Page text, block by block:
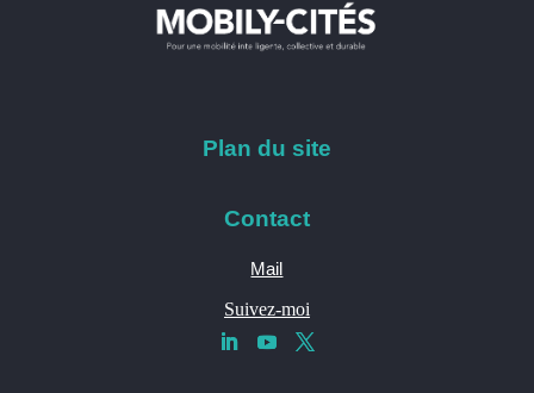
Plan du site
Contact
Mail
Suivez-moi